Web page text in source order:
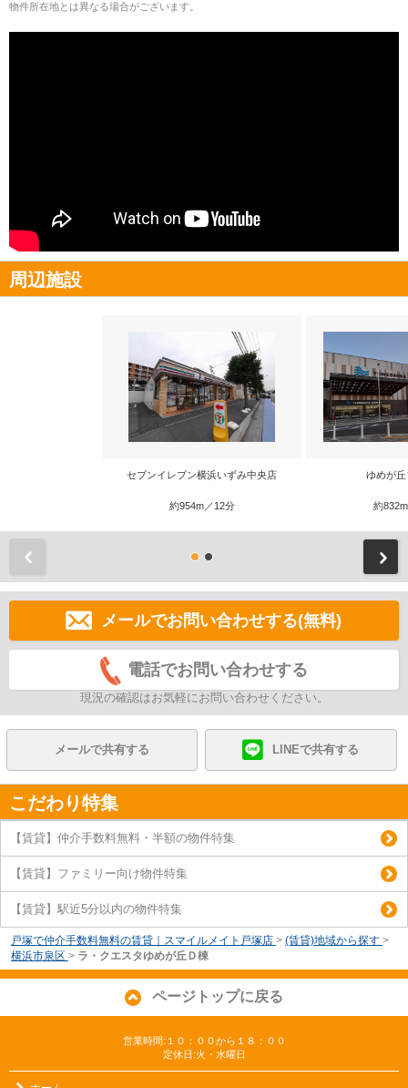
物件所在地とは異なる場合がございます。
周辺施設
セブンイレブン横浜いずみ中央店
約954m／12分
ゆめが
約
メールでお問い合わせする(無料)
電話でお問い合わせする
現況の確認はお気軽にお問い合わせください。
メールで共有する LINEで共有する
こだわり特集
【賃貸】仲介手数料無料・半額の物件特集
【賃貸】ファミリー向け物件特集
【賃貸】駅近5分以内の物件特集
戸塚で仲介手数料無料の賃貸｜スマイルメイト戸塚店 > (賃貸)地域から探す >
横浜市泉区 > ラ・クエスタゆめが丘Ｄ棟
ページトップに戻る
営業時間:１０：００から１８：００
定休日:火・水曜日